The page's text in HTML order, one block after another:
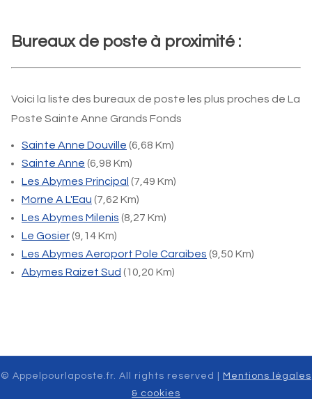
Bureaux de poste à proximité :
Voici la liste des bureaux de poste les plus proches de La
Poste Sainte Anne Grands Fonds
Sainte Anne Douville (6,68 Km)
Sainte Anne (6,98 Km)
Les Abymes Principal (7,49 Km)
Morne A L'Eau (7,62 Km)
Les Abymes Milenis (8,27 Km)
Le Gosier(9,14 Km)
Les Abymes Aeroport Pole Caraibes (9,50 Km)
Abymes Raizet Sud (10,20 Km)
© Appelpourlaposte.fr. All rights reserved |
Mentions légales
& cookies